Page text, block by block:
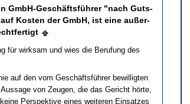
GmbH-Geschäftsführer "nach Guts­
Kos­ten der GmbH, ist ei­ne außer­
für wirk­sam und wies die Be­ru­fung des
auf den vom Geschäftsführer be­wil­lig­ten
von Zeu­gen, die das Ge­richt hörte,
Per­spek­ti­ve ei­nes wei­te­ren Ein­sat­zes